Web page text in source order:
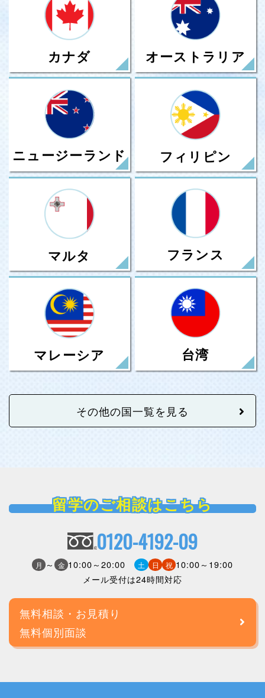
カナダ オーストラリア
ニュージーランド フィリピン
マルタ フランス
マレーシア 台湾
その他の国一覧を見る
留学のご相談はこちら
0120-4192-09
月 ～ 金 10:00～20:00 土 日 祝 10:00～19:00
メール受付は24時間対応
無料相談・お見積り
無料個別面談